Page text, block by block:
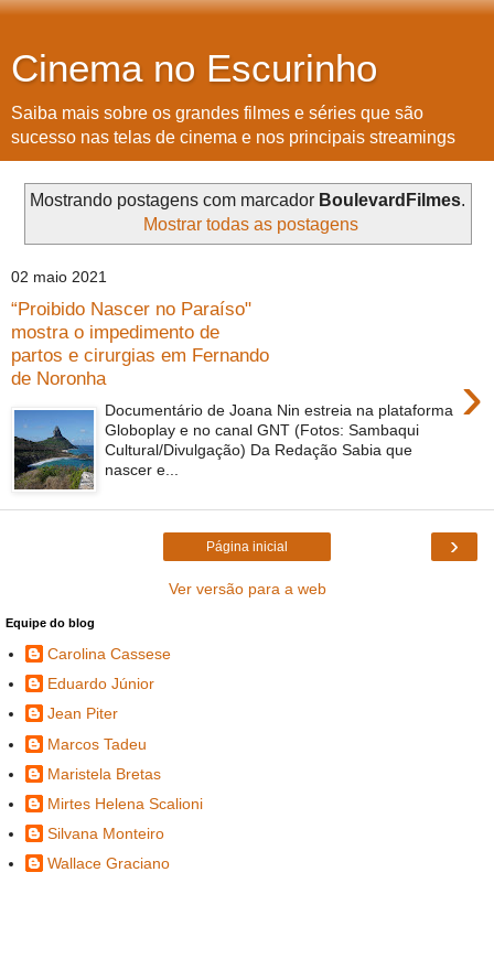
Cinema no Escurinho
Saiba mais sobre os grandes filmes e séries que são
sucesso nas telas de cinema e nos principais streamings
Mostrando postagens com marcador BoulevardFilmes.
Mostrar todas as postagens
02 maio 2021
“Proibido Nascer no Paraíso"
mostra o impedimento de
partos e cirurgias em Fernando
de Noronha
›
Documentário de Joana Nin estreia na plataforma
Globoplay e no canal GNT (Fotos: Sambaqui
Cultural/Divulgação) Da Redação Sabia que
nascer e...
›
Página inicial
Ver versão para a web
Equipe do blog
Carolina Cassese
Eduardo Júnior
Jean Piter
Marcos Tadeu
Maristela Bretas
Mirtes Helena Scalioni
Silvana Monteiro
Wallace Graciano